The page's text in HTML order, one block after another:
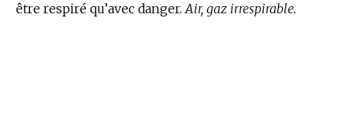
être respiré qu’avec danger. Air, gaz irrespirable.